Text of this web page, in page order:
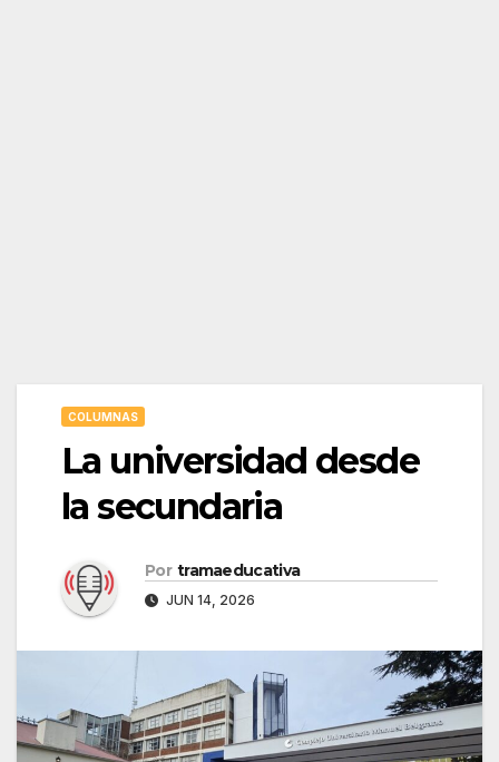
COLUMNAS
La universidad desde
la secundaria
Por tramaeducativa
JUN 14, 2026